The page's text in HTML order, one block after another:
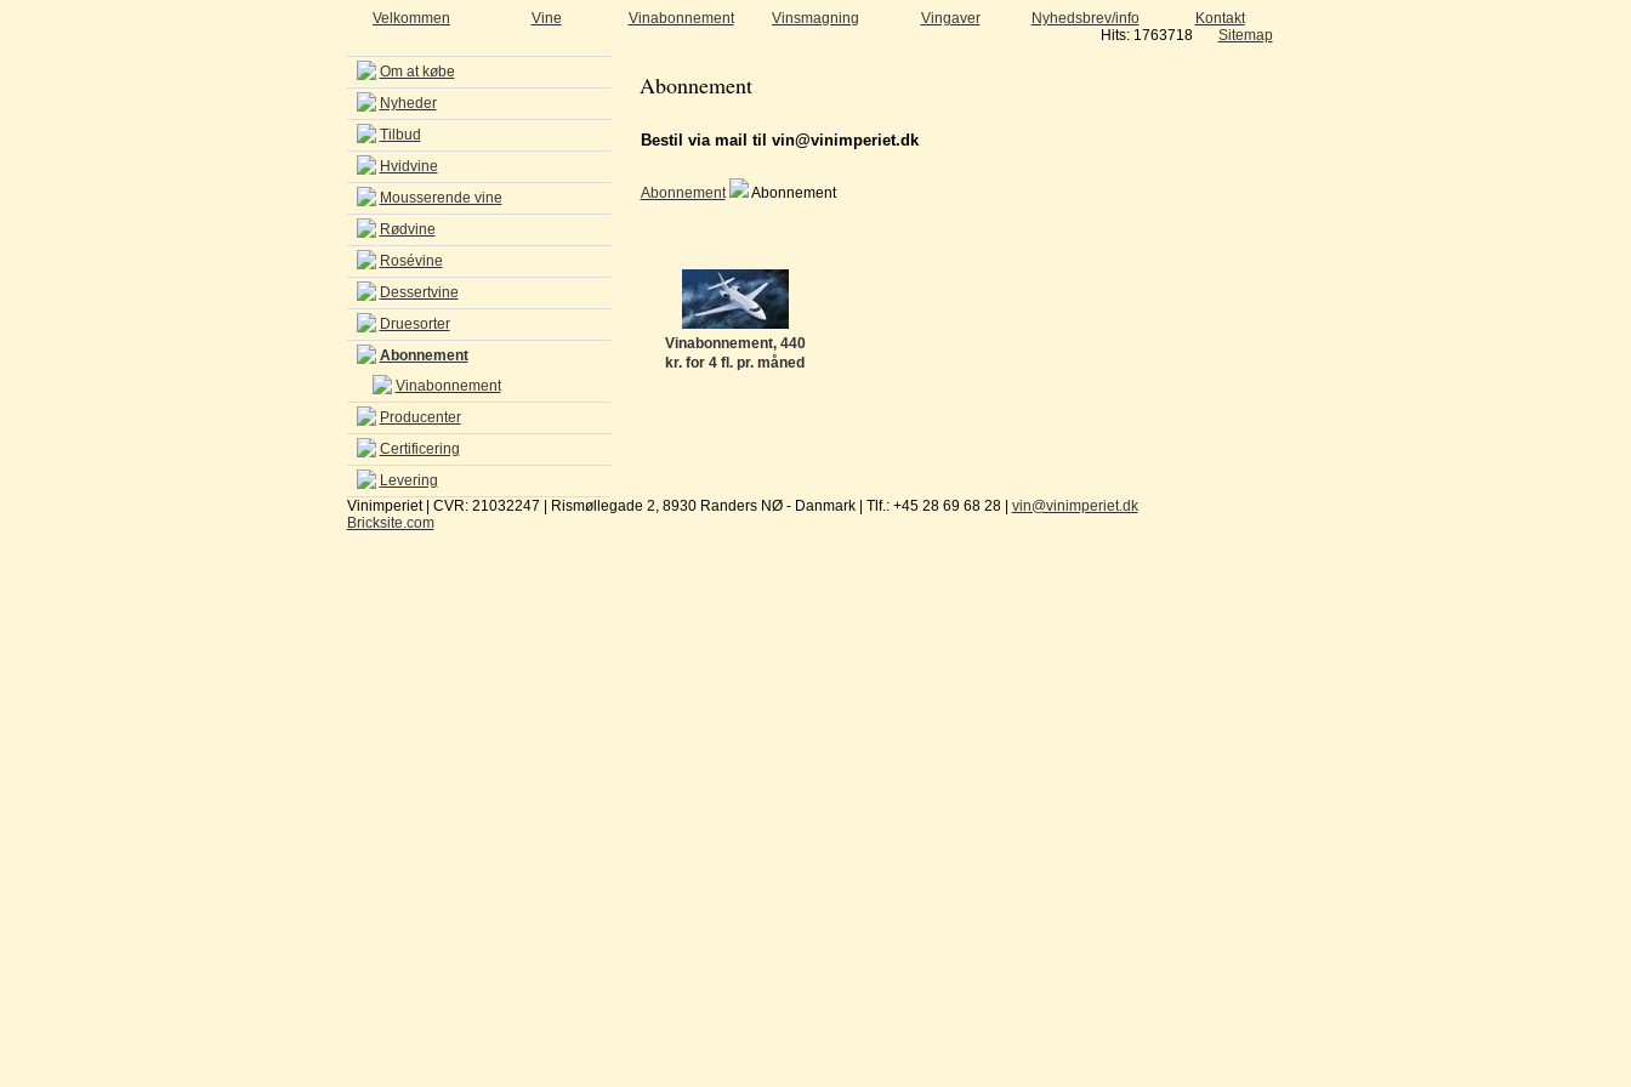
Velkommen Vine Vinabonnement Vinsmagning Vingaver Nyhedsbrev/info
Kontakt
Hits: 1763718
Sitemap
Om at købe
Nyheder
Tilbud
Hvidvine
Mousserende vine
Rødvine
Rosévine
Dessertvine
Druesorter
Abonnement
Vinabonnement
Producenter
Certificering
Levering
Abonnement
Bestil via mail til vin@vinimperiet.dk
Abonnement Abonnement
Vinabonnement, 440
kr. for 4 fl. pr. måned
Vinimperiet | CVR: 21032247 | Rismøllegade 2, 8930 Randers NØ - Danmark | Tlf.: +45 28 69 68 28 | vin@vinimperiet.dk
Bricksite.com